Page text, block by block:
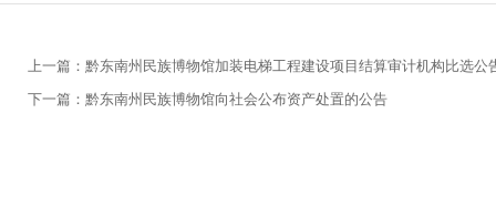
上一篇：黔东南州民族博物馆加装电梯工程建设项目结算审计机构比选公
下一篇：黔东南州民族博物馆向社会公布资产处置的公告